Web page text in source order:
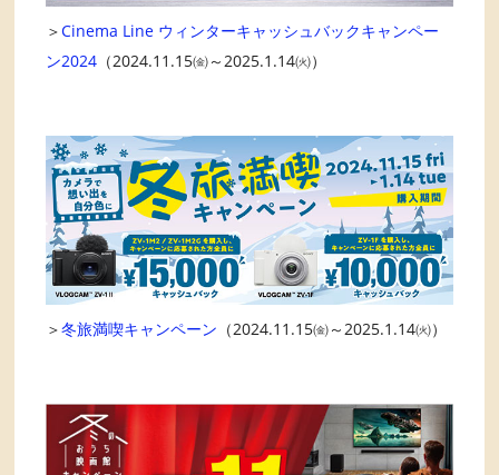
＞Cinema Line ウィンターキャッシュバックキャンペー
ン2024 （2024.11.15㈮～2025.1.14㈫）
＞冬旅満喫キャンペーン （2024.11.15㈮～2025.1.14㈫）